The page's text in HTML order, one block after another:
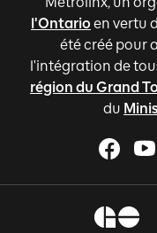
l'Ontario en vertu
été créé pour
l'intégration de
région du Grand
du